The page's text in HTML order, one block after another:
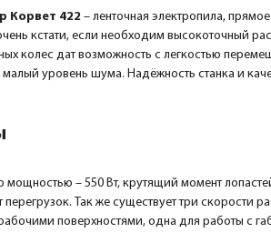
Корвет 422– ленточная электропила,
кстати, если необходим высокоточный
колес дат возможность с легкостью
уровень шума. Надёжность станка и
мощностью – 550 Вт, крутящий момент
Так же существует три скорости
поверхностями, одна для работы с